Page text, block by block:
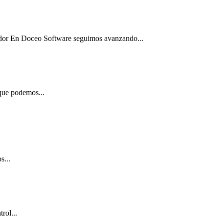
En Doceo Software seguimos avanzando...
podemos...